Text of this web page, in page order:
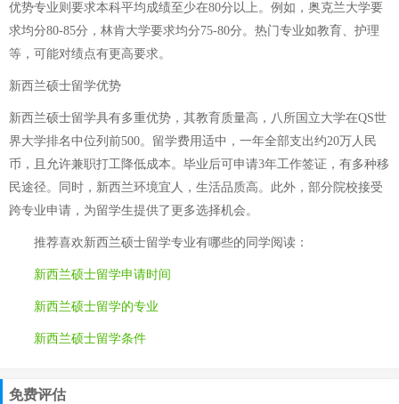
优势专业则要求本科平均成绩至少在80分以上。例如，奥克兰大学要
求均分80-85分，林肯大学要求均分75-80分。热门专业如教育、护理
等，可能对绩点有更高要求。
新西兰硕士留学优势
新西兰硕士留学具有多重优势，其教育质量高，八所国立大学在QS世
界大学排名中位列前500。留学费用适中，一年全部支出约20万人民
币，且允许兼职打工降低成本。毕业后可申请3年工作签证，有多种移
民途径。同时，新西兰环境宜人，生活品质高。此外，部分院校接受
跨专业申请，为留学生提供了更多选择机会。
推荐喜欢新西兰硕士留学专业有哪些的同学阅读：
新西兰硕士留学申请时间
新西兰硕士留学的专业
新西兰硕士留学条件
免费评估